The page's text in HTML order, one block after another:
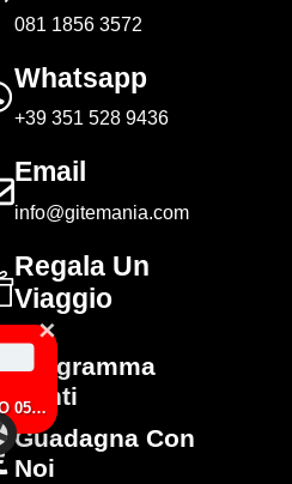
081 1856 3572
Whatsapp
+39 351 528 9436
Email
info@gitemania.com
Regala Un
Viaggio
Programma
Punti
Guadagna Con
Noi